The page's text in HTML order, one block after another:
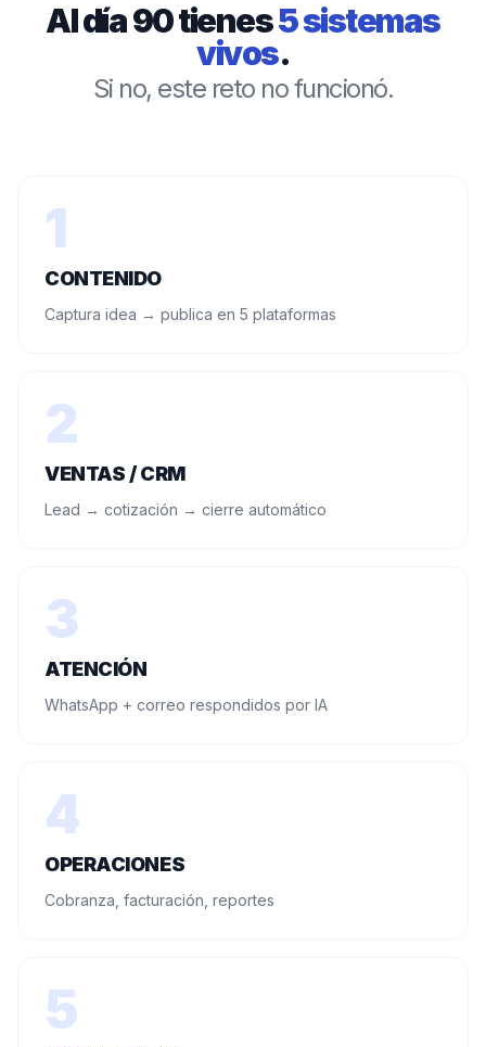
Al día 90 tienes5 sistemas
vivos.
Si no, este reto no funcionó.
1
CONTENIDO
Captura idea → publica en 5 plataformas
2
VENTAS / CRM
Lead → cotización → cierre automático
3
ATENCIÓN
WhatsApp + correo respondidos por IA
4
OPERACIONES
Cobranza, facturación, reportes
5